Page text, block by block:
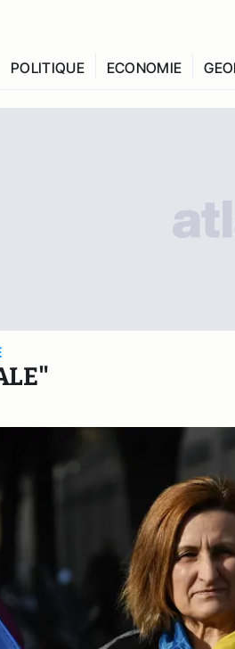
POLITIQUE ECONOMIE